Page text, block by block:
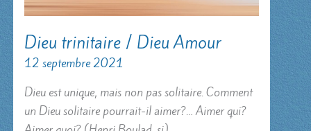
Dieu trinitaire / Dieu Amour
12 septembre 2021
Dieu est unique, mais non pas solitaire. Comment
un Dieu solitaire pourrait-il aimer?… Aimer qui?